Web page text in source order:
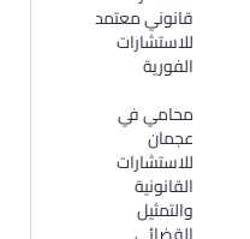
قانوني معتمد
للاستشارات
الفورية
​محامي في
عجمان
للاستشارات
القانونية
والتمثيل